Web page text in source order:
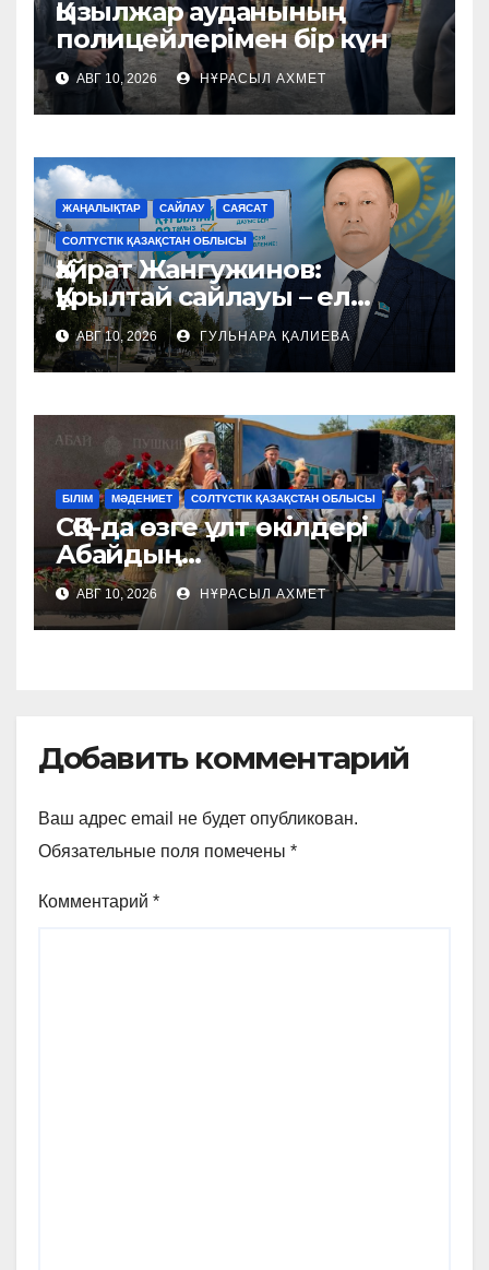
Қызылжар ауданының
полицейлерімен бір күн
АВГ 10, 2026 НҰРАСЫЛ АХМЕТ
ЖАҢАЛЫҚТАР САЙЛАУ САЯСАТ
СОЛТҮСТІК ҚАЗАҚСТАН ОБЛЫСЫ
Қайрат Жангужинов:
Құрылтай сайлауы – ел
дамуының жаңа кезеңі
АВГ 10, 2026 ГУЛЬНАРА ҚАЛИЕВА
БІЛІМ МӘДЕНИЕТ СОЛТҮСТІК ҚАЗАҚСТАН ОБЛЫСЫ
СҚО-да өзге ұлт өкілдері
Абайдың
шығармашылығынан бақ
сынады
АВГ 10, 2026 НҰРАСЫЛ АХМЕТ
Добавить комментарий
Ваш адрес email не будет опубликован.
Обязательные поля помечены *
Комментарий *